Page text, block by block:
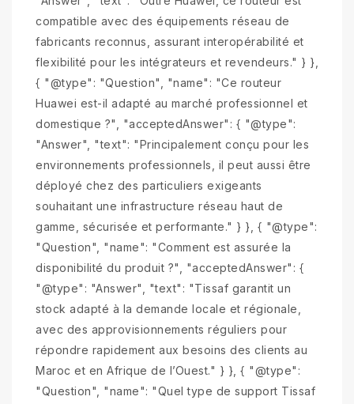
compatible avec des équipements réseau de
fabricants reconnus, assurant interopérabilité et
flexibilité pour les intégrateurs et revendeurs." } },
{ "@type": "Question", "name": "Ce routeur
Huawei est-il adapté au marché professionnel et
domestique ?", "acceptedAnswer": { "@type":
"Answer", "text": "Principalement conçu pour les
environnements professionnels, il peut aussi être
déployé chez des particuliers exigeants
souhaitant une infrastructure réseau haut de
gamme, sécurisée et performante." } }, { "@type":
"Question", "name": "Comment est assurée la
disponibilité du produit ?", "acceptedAnswer": {
"@type": "Answer", "text": "Tissaf garantit un
stock adapté à la demande locale et régionale,
avec des approvisionnements réguliers pour
répondre rapidement aux besoins des clients au
Maroc et en Afrique de l’Ouest." } }, { "@type":
"Question", "name": "Quel type de support Tissaf